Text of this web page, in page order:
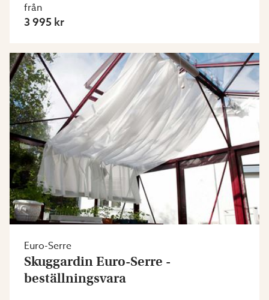
från
3 995 kr
Euro-Serre
Skuggardin Euro-Serre -
beställningsvara